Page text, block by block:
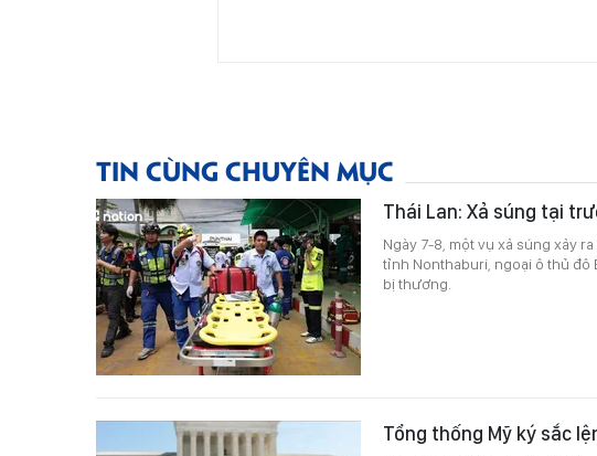
TIN CÙNG CHUYÊN MỤC
Thái Lan: Xả súng tại
Ngày 7-8, một vụ xả súng xảy
tỉnh Nonthaburi, ngoại ô thủ đô
bị thương.
Tổng thống Mỹ ký sắc